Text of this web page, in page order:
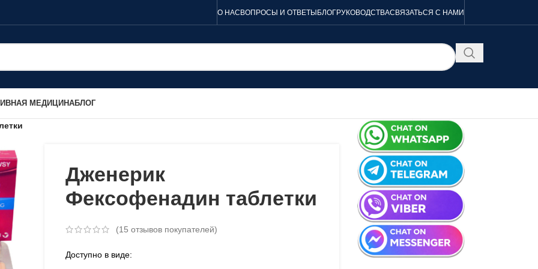
О НАСВОПРОСЫ И ОТВЕТЫБЛОГРУКОВОДСТВАСВЯЗАТЬСЯ С НАМИ
МЕДИЦИНАБЛОГ
Дженерик
Фексофенадин таблетки
(15 отзывов покупателей)
Доступно в виде: